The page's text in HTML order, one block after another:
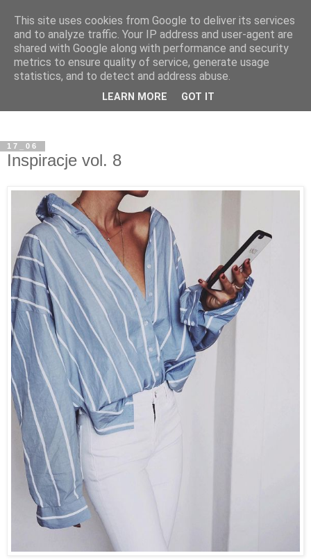
17_06
Inspiracje vol. 8
This site uses cookies from Google to deliver its services
and to analyze traffic. Your IP address and user-agent are
shared with Google along with performance and security
metrics to ensure quality of service, generate usage
statistics, and to detect and address abuse.
LEARN MORE GOT IT